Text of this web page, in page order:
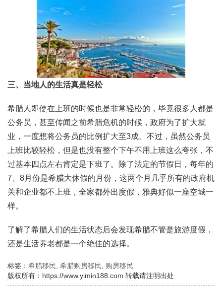
三、当地人的生活真是轻松
希腊人即使在上班的时候也是非常轻松的，毕竟很多人都是
公务员，甚至传闻之前希腊危机的时候，政府为了扩大就
业，一度想将公务员的比例扩大至3成。不过，虽然公务员
上班比较轻松，但是也没有整个下午不用上班这么夸张，不
过基本四点左右肯定是下班了。除了法定的节假日，每年的
7、8月份是希腊大休假的月份，这两个月几乎所有的政府机
关和企业都不上班，全家都外出度假，雅典好似一座空城一
样。
了解了希腊人们的生活状态后会发现希腊不管是旅游度假，
还是生活养老都是一个绝佳的选择。
标签： 希腊移民, 希腊购房移民, 购房移民
版权所有：https://www.yimin188.com 转载请注明出处